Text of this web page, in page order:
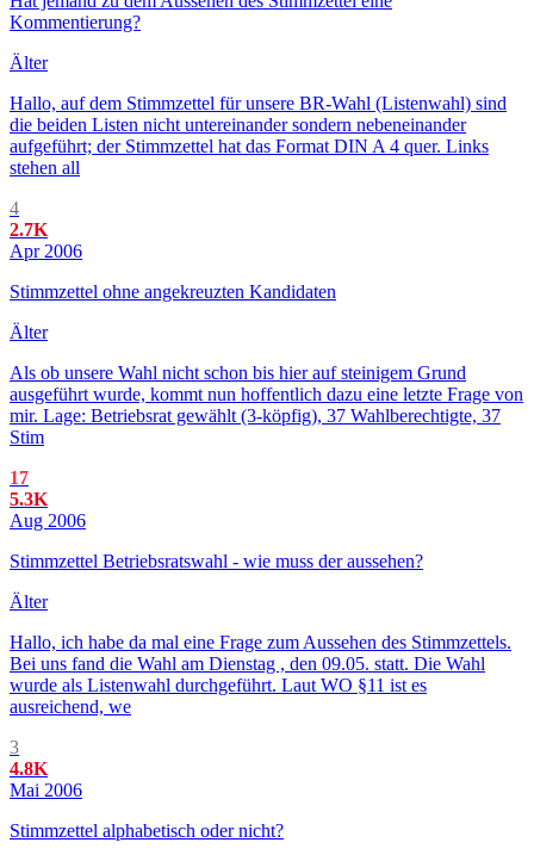
Kommentierung?
Älter
Hallo, auf dem Stimmzettel für unsere BR-Wahl (Listenwahl) sind
die beiden Listen nicht untereinander sondern nebeneinander
aufgeführt; der Stimmzettel hat das Format DIN A 4 quer. Links
stehen all
4
2.7K
Apr 2006
Stimmzettel ohne angekreuzten Kandidaten
Älter
Als ob unsere Wahl nicht schon bis hier auf steinigem Grund
ausgeführt wurde, kommt nun hoffentlich dazu eine letzte Frage von
mir. Lage: Betriebsrat gewählt (3-köpfig), 37 Wahlberechtigte, 37
Stim
17
5.3K
Aug 2006
Stimmzettel Betriebsratswahl - wie muss der aussehen?
Älter
Hallo, ich habe da mal eine Frage zum Aussehen des Stimmzettels.
Bei uns fand die Wahl am Dienstag , den 09.05. statt. Die Wahl
wurde als Listenwahl durchgeführt. Laut WO §11 ist es
ausreichend, we
3
4.8K
Mai 2006
Stimmzettel alphabetisch oder nicht?